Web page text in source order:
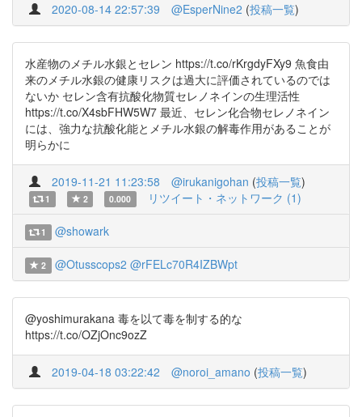
2020-08-14 22:57:39 @EsperNine2 (投稿一覧)
水産物のメチル水銀とセレン https://t.co/rKrgdyFXy9 魚食由
来のメチル水銀の健康リスクは過大に評価されているのでは
ないか セレン含有抗酸化物質セレノネインの生理活性
https://t.co/X4sbFHW5W7 最近、セレン化合物セレノネイン
には、強力な抗酸化能とメチル水銀の解毒作用があることが
明らかに
2019-11-21 11:23:58 @irukanigohan (投稿一覧)
1 2 0.000 リツイート・ネットワーク (1)
1 @showark
2 @Otusscops2 @rFELc70R4IZBWpt
@yoshimurakana 毒を以て毒を制する的な
https://t.co/OZjOnc9ozZ
2019-04-18 03:22:42 @noroi_amano (投稿一覧)